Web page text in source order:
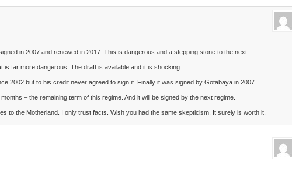
in 2007 and renewed in 2017. This is dangerous and a stepping stone to the next.
is far more dangerous. The draft is available and it is shocking.
2002 but to his credit never agreed to sign it. Finally it was signed by Gotabaya in 2007.
– the remaining term of this regime. And it will be signed by the next regime.
to the Motherland. I only trust facts. Wish you had the same skepticism. It surely is worth it.